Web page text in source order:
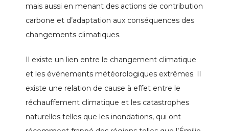
mais aussi en menant des actions de contribution
carbone et d’adaptation aux conséquences des
changements climatiques.
Il existe un lien entre le changement climatique
et les événements météorologiques extrêmes. Il
existe une relation de cause à effet entre le
réchauffement climatique et les catastrophes
naturelles telles que les inondations, qui ont